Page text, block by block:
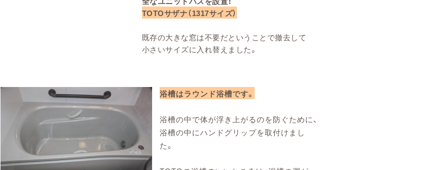
TOTOサザナ（1317サイズ）
既存の大きな窓は不要だということで撤去して
小さいサイズに入れ替えました。
浴槽はラウンド浴槽です。
浴槽の中で体が浮き上がるのを防ぐために、
浴槽の中にハンドグリップを取付けまし
た。